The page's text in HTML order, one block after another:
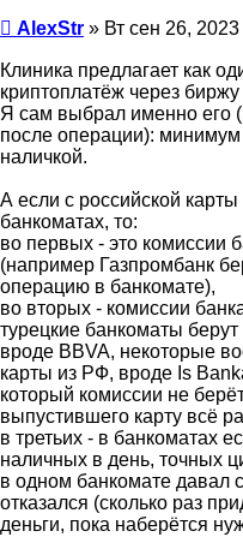
Сообщение
AlexStr » Вт сен 26,
Клиника предлагает как
криптоплатёж через
Я сам выбрал именно его
после операции): минимум
наличкой.
А если с российской
банкоматах, то:
во первых - это комиссии
(например Газпромбанк
операцию в банкомате),
во вторых - комиссии
турецкие банкоматы
вроде BBVA, некоторые
карты из РФ, вроде Is
который комиссии не
выпустившего карту всё
в третьих - в банкоматах
наличных в день, точных
в одном банкомате давал
отказался (сколько раз
деньги, пока наберётся